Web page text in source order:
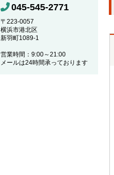
045-545-2771
〒223-0057
横浜市港北区
新羽町1089-1
営業時間：9:00～21:00
メールは24時間承っております